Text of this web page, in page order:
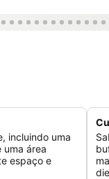
incluindo uma
área
espaço e